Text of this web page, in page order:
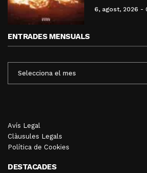
6, agost, 2026 -
ENTRADES MENSUALS
MENSUALS
Avís Legal
Clàusules Legals
Política de Cookies
DESTACADES